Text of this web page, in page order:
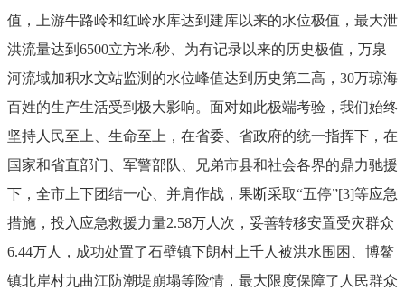
值，上游牛路岭和红岭水库达到建库以来的水位极值，最大泄
洪流量达到 6500立方米/秒、为有记录以来的历史极值，万泉
河流域加积水文站监测的水位峰值达到历史第二高， 30万琼海
百姓的生产生活受到极大影响。面对如此极端考验，我们始终
坚持人民至上、生命至上，在省委、省政府的统一指挥下，在
国家和省直部门、军警部队、兄弟市县和社会各界的鼎力驰援
下，全市上下团结一心、并肩作战，果断采取“五停”[3]等应急
措施，投入应急救援力量2.58万人次，妥善转移安置受灾群众
6.44万人，成功处置了石壁镇下朗村上千人被洪水围困、博鳌
镇北岸村九曲江防潮堤崩塌等险情，最大限度保障了人民群众